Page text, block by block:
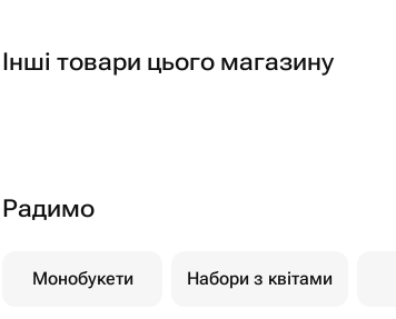
Інші товари цього магазину
Радимо
Монобукети Набори з квітами